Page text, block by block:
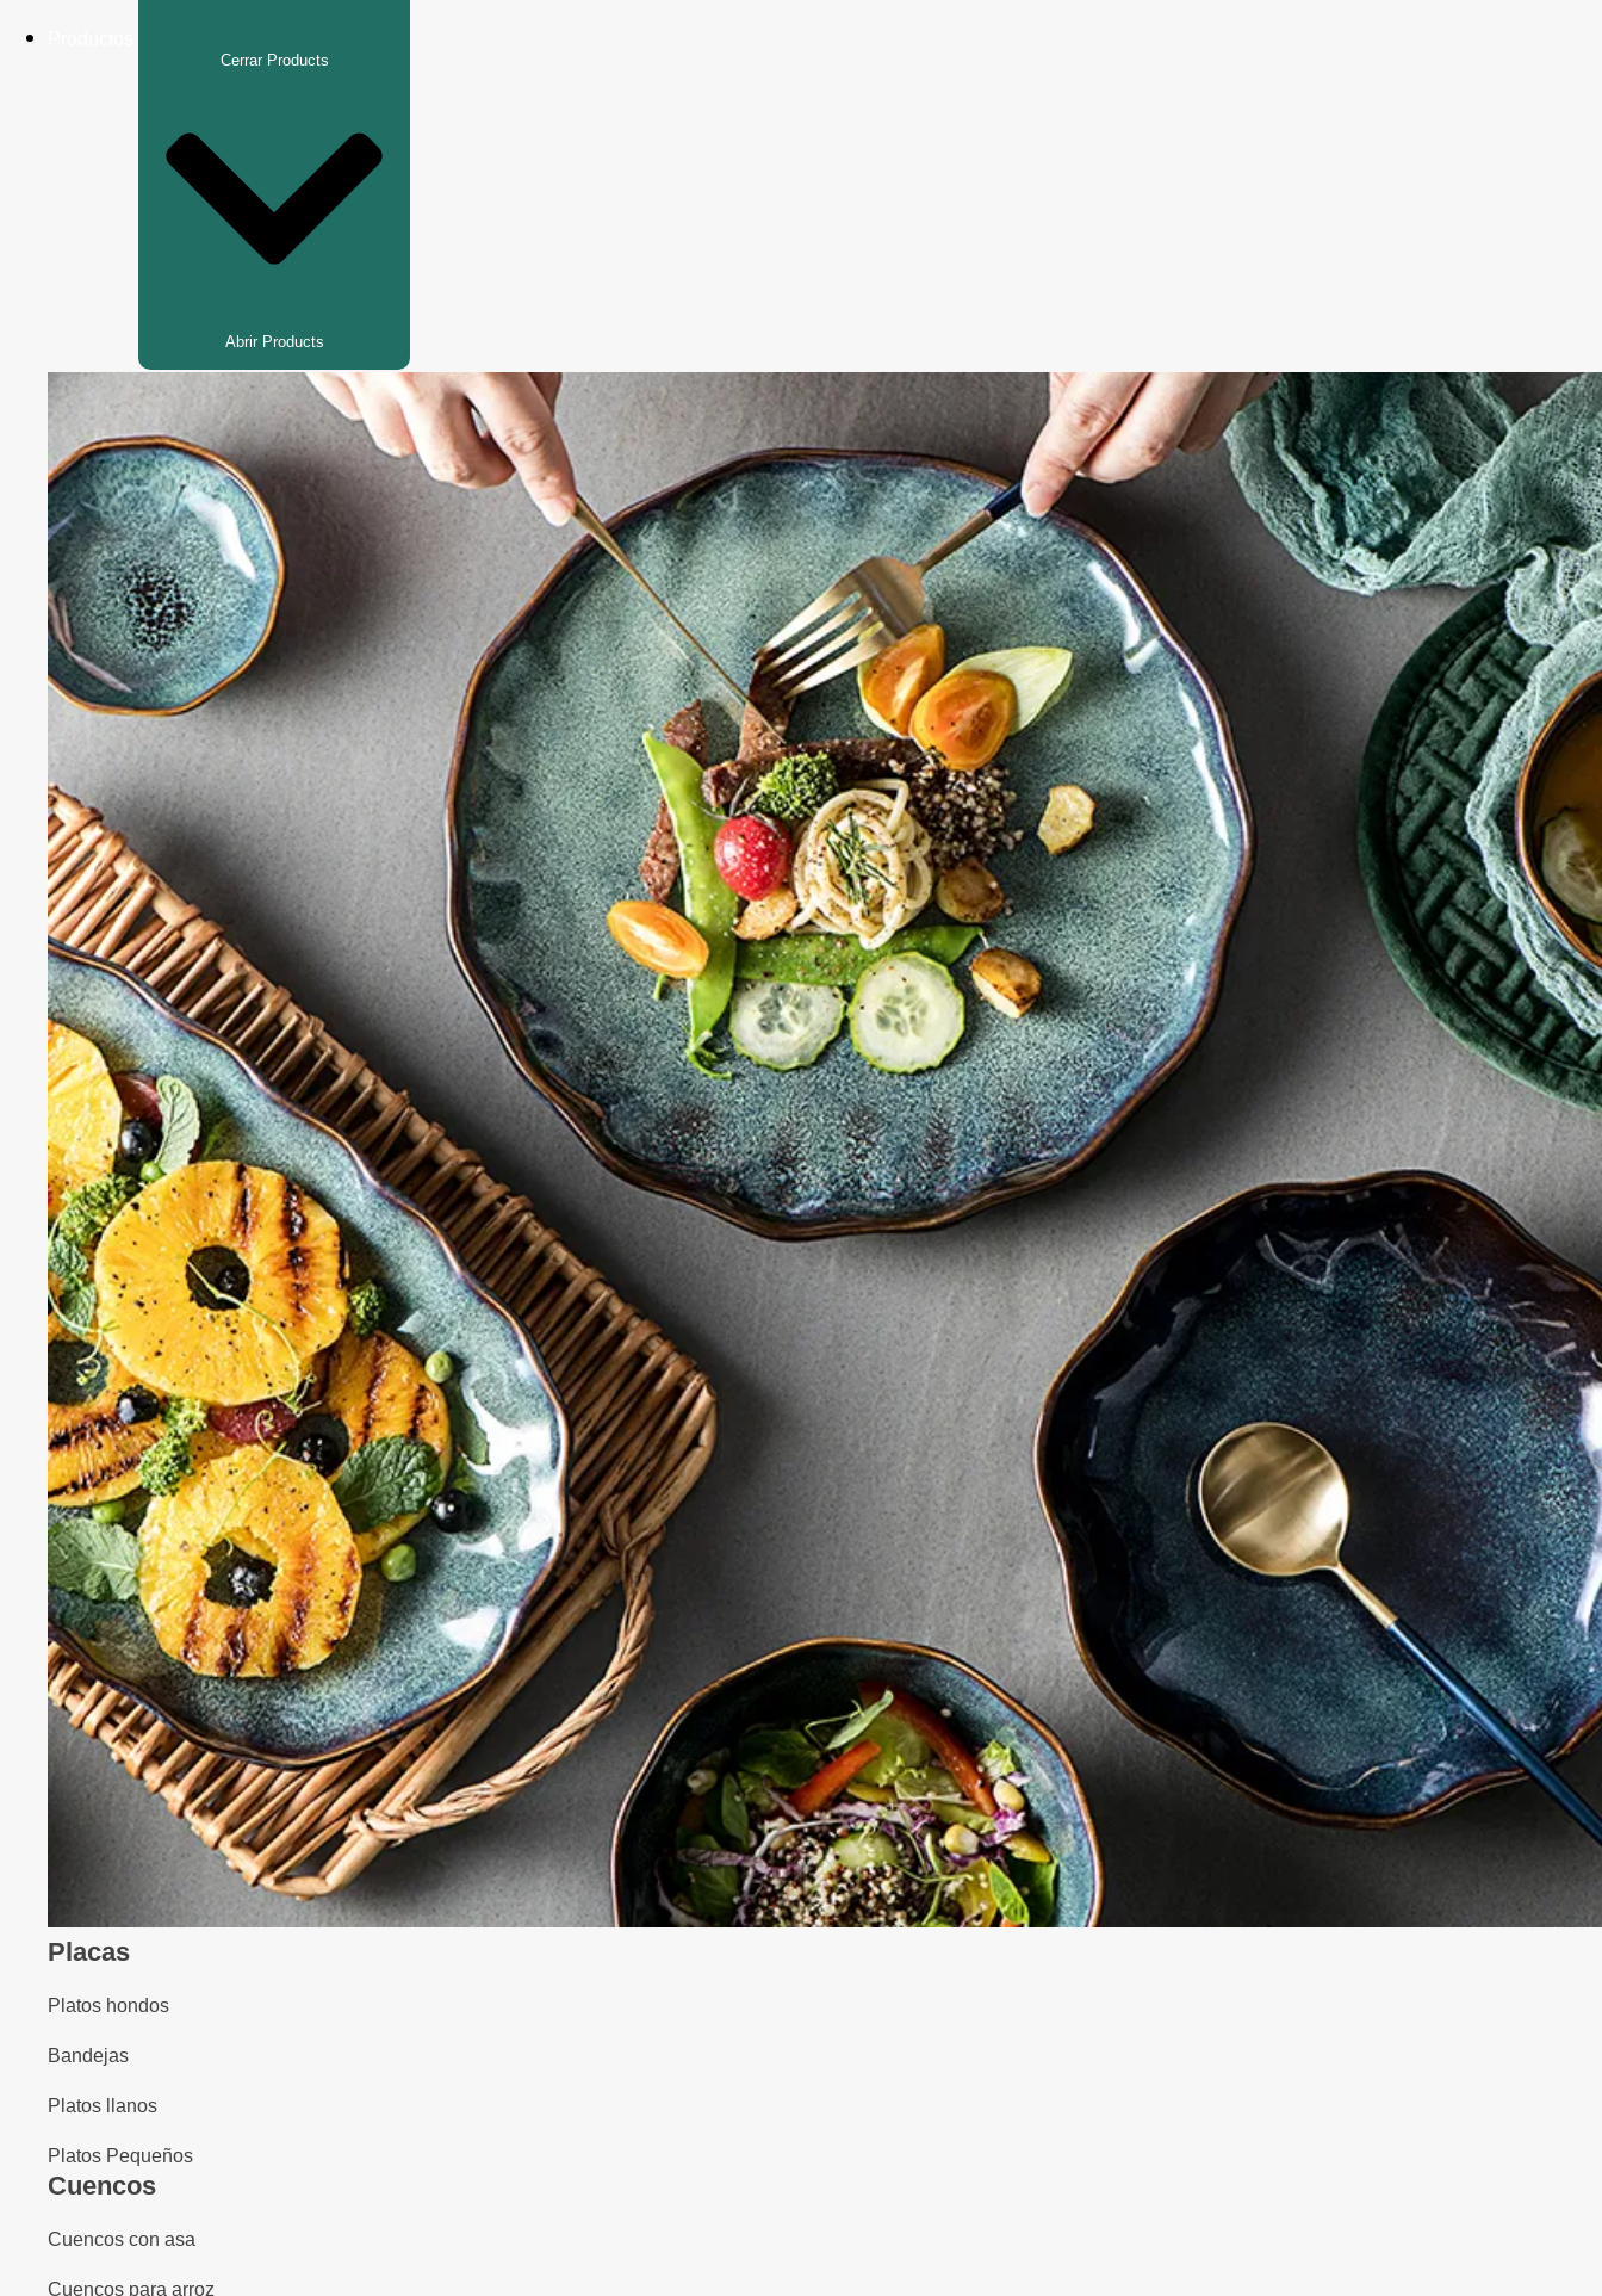
Cerrar Products
Abrir Products
Placas
Platos hondos
Bandejas
Platos llanos
Platos Pequeños
Cuencos
Cuencos con asa
Cuencos para arroz